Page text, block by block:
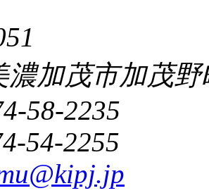
濃加茂市加茂野
58-2235
54-2255